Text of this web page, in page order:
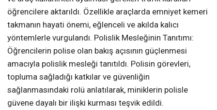
öğrencilere aktarıldı. Özellikle araçlarda emniyet kemeri
takmanın hayati önemi, eğlenceli ve akılda kalıcı
yöntemlerle vurgulandı. Polislik Mesleğinin Tanıtımı:
Öğrencilerin polise olan bakış açısının güçlenmesi
amacıyla polislik mesleği tanıtıldı. Polisin görevleri,
topluma sağladığı katkılar ve güvenliğin
sağlanmasındaki rolü anlatılarak, miniklerin polisle
güvene dayalı bir ilişki kurması teşvik edildi.